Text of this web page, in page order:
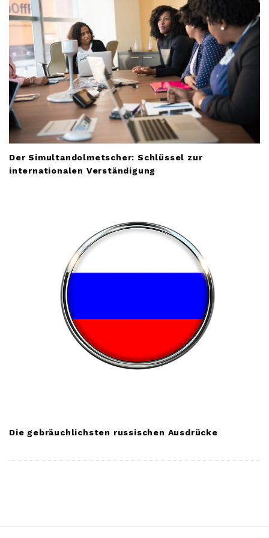
Der Simultandolmetscher: Schlüssel zur
internationalen Verständigung
Die gebräuchlichsten russischen Ausdrücke